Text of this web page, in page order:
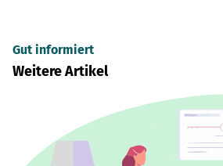
Gut informiert
Weitere Artikel